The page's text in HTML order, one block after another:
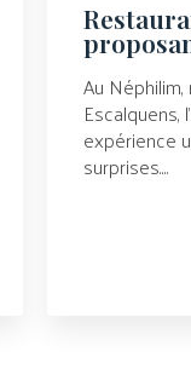
Au
Escalquens,
expérience
surprises....